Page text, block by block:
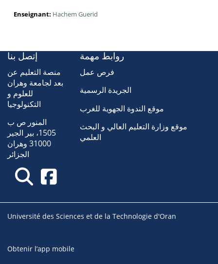
Enseignant: Hachem Guerid
إتصل بنا
منصة التعليم عن
بعد لجامعة وهران
للعلوم و
التكنولوجيا
المنور ص ب
1505، بير الجير
31000 وهران
الجزائر
روابط مهمة
فرص عمل
الجريدة الرسمية
موقع الندوة الجهوية للغرب
موقع وزارة التعليم العالي و البحث
العلمي
Université des Sciences et de la Technologie d'Oran
Obtenir l’app mobile